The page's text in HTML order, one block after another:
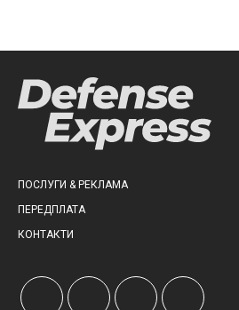
ПОСЛУГИ & РЕКЛАМА
ПЕРЕДПЛАТА
КОНТАКТИ